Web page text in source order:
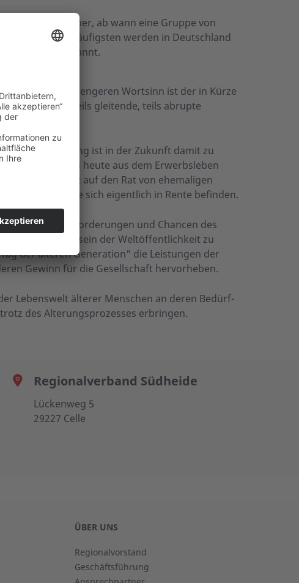
darüber, ab wann eine Gruppe von
gehört. Am häufigsten werden in Deutschland
genannt.
Senioren im engeren Wortsinn ist der in Kürze
vollzogene teils gleitende, teils abrupte
Entwicklung ist in der Zukunft damit zu
später als heute aus dem Erwerbsleben
vermehrt auf den Rat von ehemaligen
sein werden, die sich eigentlich in Rente befinden.
es, die Heraus­forde­rungen und Chancen des
in das Bewusst­sein der Welt­öffent­lich­keit zu
der älteren Generation" die Leistungen der
Gewinn für die Gesell­schaft hervorheben.
Lebens­welt älterer Menschen an deren Bedürf­
des Alterungs­prozesses erbringen.
Regionalverband Südheide
Lückenweg 5
29227 Celle
ÜBER UNS
Regionalvorstand
Geschäftsführung